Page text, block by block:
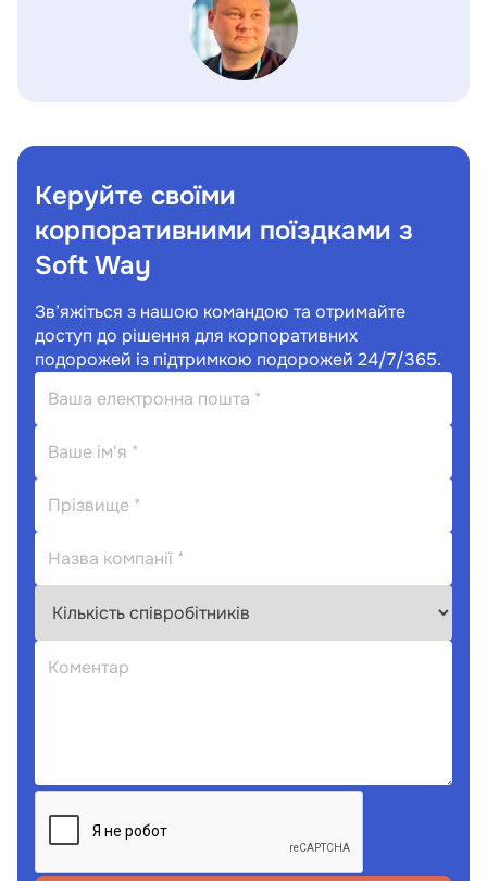
Керуйте своїми
корпоративними поїздками з
Soft Way
Зв’яжіться з нашою командою та отримайте
доступ до рішення для корпоративних
подорожей із підтримкою подорожей 24/7/365.